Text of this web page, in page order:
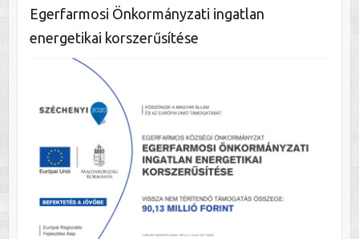
Egerfarmosi Önkormányzati ingatlan
energetikai korszerűsítése